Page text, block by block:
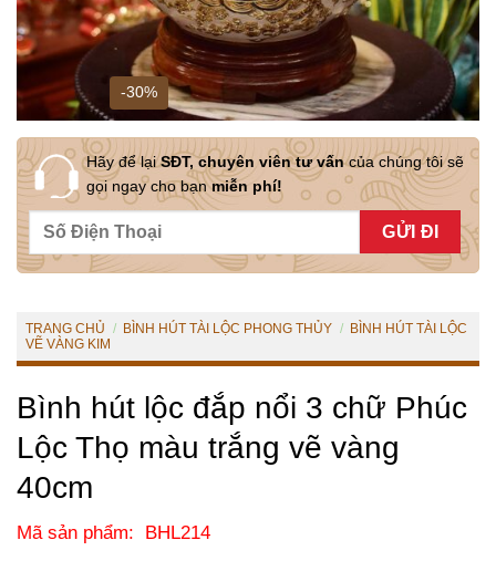
-30%
Hãy để lạiSĐT, chuyên viên tư vấncủa chúng tôi sẽ
gọi ngay cho bạnmiễn phí!
TRANG CHỦ / BÌNH HÚT TÀI LỘC PHONG THỦY / BÌNH HÚT TÀI LỘC
VẼ VÀNG KIM
Bình hút lộc đắp nổi 3 chữ Phúc
Lộc Thọ màu trắng vẽ vàng
40cm
Mã sản phẩm: BHL214